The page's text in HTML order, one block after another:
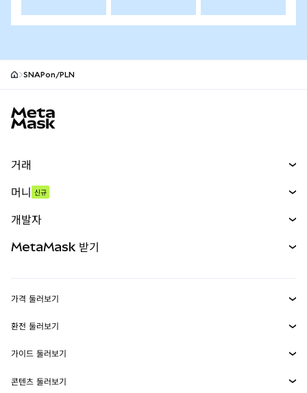
SNAPon/PLN
거래
무기한 선물
실물자산
머니 신규
개발자
MetaMask Connect
Snaps
웹3 서비스
MetaMask 받기
보안
고객 지원
가격 둘러보기
이더리움 가격
솔라나 가격
환전 둘러보기
ETH를 USD로 환전
USDT를 INR로 환전
가이드 둘러보기
ETH 매수
콘텐츠 둘러보기